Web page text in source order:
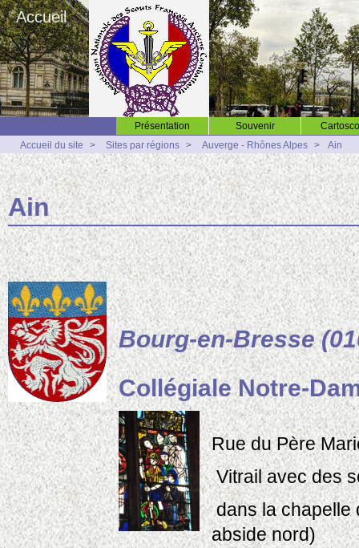
Accueil
Présentation Souvenir
Accueil du site
> Sites par régions > Auverge - Rhônes Alpes > Ain
Ain
Bourg-en-Bresse
Collégiale Notre-
Rue du Père
Vitrail avec des
dans la chapelle
abside nord)